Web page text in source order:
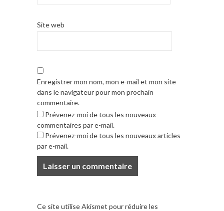
Site web
Enregistrer mon nom, mon e-mail et mon site
dans le navigateur pour mon prochain
commentaire.
Prévenez-moi de tous les nouveaux
commentaires par e-mail.
Prévenez-moi de tous les nouveaux articles
par e-mail.
Ce site utilise Akismet pour réduire les